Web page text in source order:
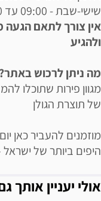
שישי-שבת - 09:00 עד 16:00
אין צורך לתאם
ולהגיע
מה ניתן לרכוש באתר?
מגוון פירות שתוכלו
של תוצרת הגולן
מוזמנים להעביר כאן
היפים ביותר של ישראל
אולי יעניין אותך